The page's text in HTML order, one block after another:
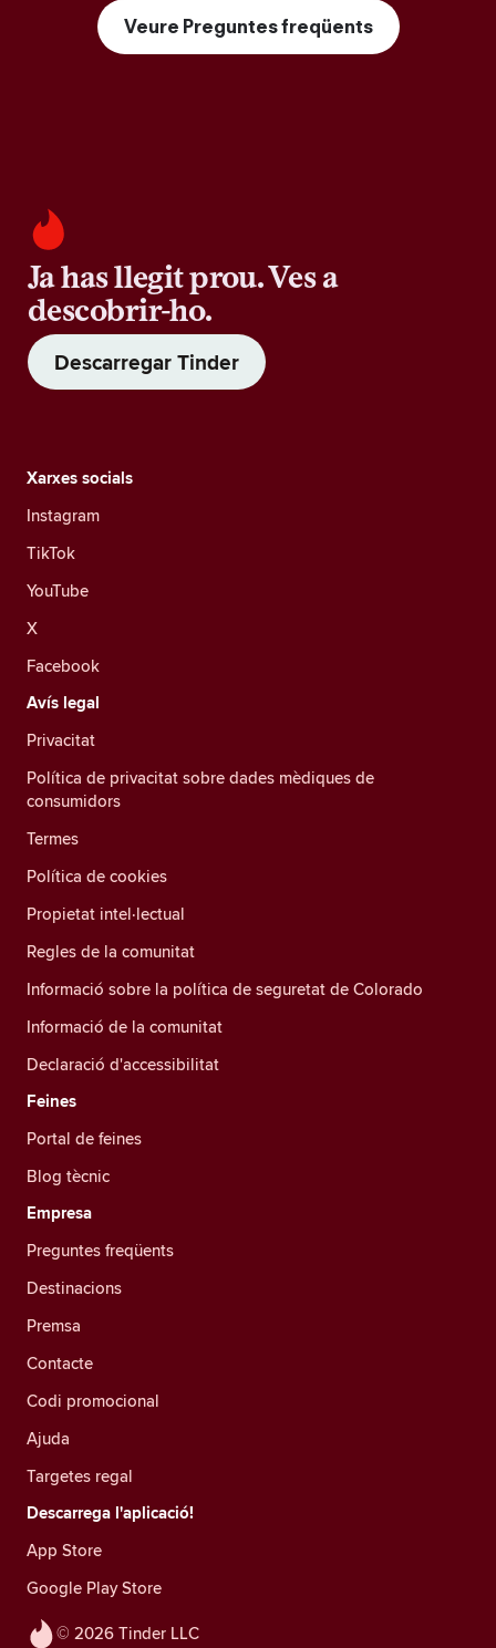
Veure Preguntes freqüents
Ja has llegit prou. Ves a
descobrir-ho.
Descarregar Tinder
© 2026 Tinder LLC
Xarxes socials
Instagram
TikTok
YouTube
X
Facebook
Avís legal
Privacitat
Política de privacitat sobre dades mèdiques de
consumidors
Termes
Política de cookies
Propietat intel·lectual
Regles de la comunitat
Informació sobre la política de seguretat de Colorado
Informació de la comunitat
Declaració d'accessibilitat
Feines
Portal de feines
Blog tècnic
Empresa
Preguntes freqüents
Destinacions
Premsa
Contacte
Codi promocional
Ajuda
Targetes regal
Descarrega l'aplicació!
App Store
Google Play Store